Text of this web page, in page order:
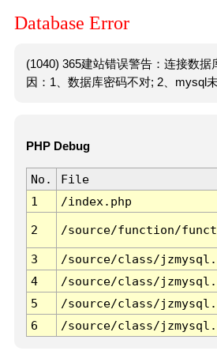
Database Error
(1040) 365建站错误警告：连接数据
因：1、数据库密码不对; 2、mysql未
PHP Debug
No. File
1
/index.php
2 /source/function/
3 /source/class/
4
/source/class/
5
/source/class/
6
/source/class/